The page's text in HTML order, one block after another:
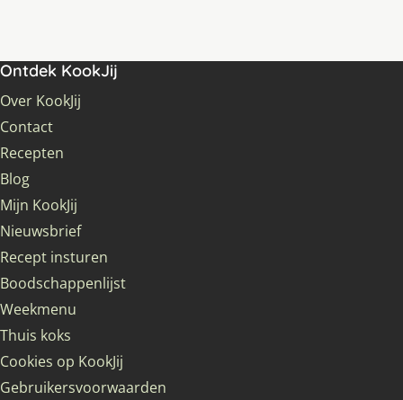
Ontdek KookJij
Over KookJij
Contact
Recepten
Blog
Mijn KookJij
Nieuwsbrief
Recept insturen
Boodschappenlijst
Weekmenu
Thuis koks
Cookies op KookJij
Gebruikersvoorwaarden